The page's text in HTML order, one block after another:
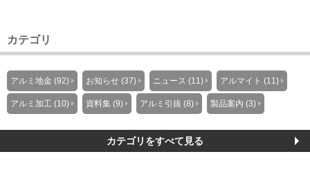
カテゴリ
アルミ地金 (92) お知らせ (37) ニュース (11) アルマイト (11)
アルミ加工 (10) 資料集 (9) アルミ引抜 (8) 製品案内 (3)
カテゴリをすべて見る